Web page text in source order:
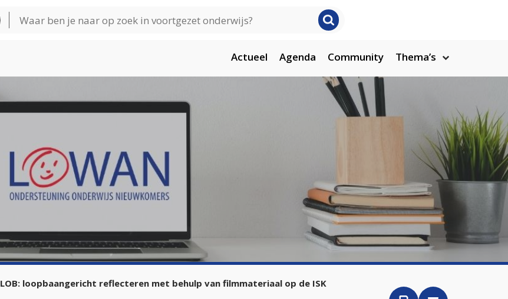
Actueel Agenda Community Thema’s
LOB: loopbaangericht reflecteren met behulp van filmmateriaal op de ISK